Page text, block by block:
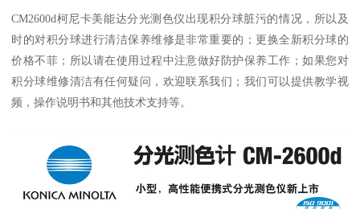
CM2600d柯尼卡美能达分光测色仪出现积分球脏污的情况，所以及
时的对积分球进行清洁保养维修是非常重要的；更换全新积分球的
价格不菲；所以请在使用过程中注意做好防护保养工作；如果您对
积分球维修清洁有任何疑问，欢迎联系我们；我们可以提供教学视
频，操作说明书和其他技术支持等。